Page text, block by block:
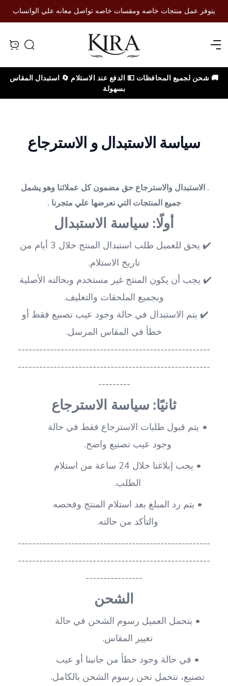
يتوفر عمل منتجات خاصه ومقسات خاصه تواصل معانه علي الواتساب
Open menu
Search
bag
🚚 شحن لجميع المحافظات 💵 الدفع عند الاستلام 🔄 استبدال المقاس
بسهولة
سياسة الاستبدال و الاسترجاع
جميع المنتجات التي نعرضها علي متجرنا .
أولًا: سياسة الاستبدال
تاريخ الاستلام.
وبجميع الملحقات والتغليف.
خطأ في المقاس المرسل.
------------------------------------------------------
------------------------------------------------------
---------
ثانيًا: سياسة الاسترجاع
وجود عيب تصنيع واضح.
الطلب.
والتأكد من حالته.
------------------------------------------------------
------------------------------------------------------
----------------
الشحن
تغيير المقاس.
تصنيع، نتحمل نحن رسوم الشحن بالكامل.